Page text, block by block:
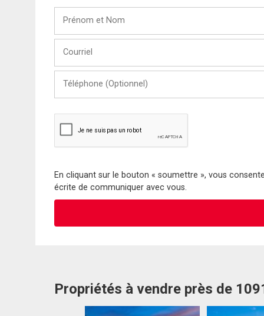
Nom
(Optionnel)
En cliquant sur le bouton « soumettre », vous
écrite de communiquer avec vous.
Propriétés à vendre près de